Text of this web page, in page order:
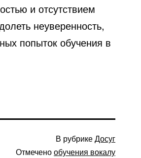
и отсутствием
неуверенность,
попыток обучения в
В рубрикеДосуг
Отмеченообучения вокалу